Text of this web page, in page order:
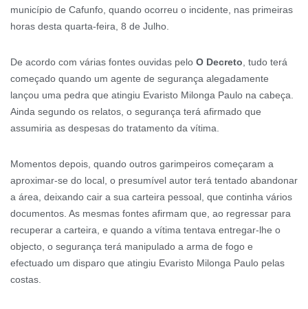
município de Cafunfo, quando ocorreu o incidente, nas primeiras
horas desta quarta-feira, 8 de Julho.
De acordo com várias fontes ouvidas pelo O Decreto, tudo terá
começado quando um agente de segurança alegadamente
lançou uma pedra que atingiu Evaristo Milonga Paulo na cabeça.
Ainda segundo os relatos, o segurança terá afirmado que
assumiria as despesas do tratamento da vítima.
Momentos depois, quando outros garimpeiros começaram a
aproximar-se do local, o presumível autor terá tentado abandonar
a área, deixando cair a sua carteira pessoal, que continha vários
documentos. As mesmas fontes afirmam que, ao regressar para
recuperar a carteira, e quando a vítima tentava entregar-lhe o
objecto, o segurança terá manipulado a arma de fogo e
efectuado um disparo que atingiu Evaristo Milonga Paulo pelas
costas.